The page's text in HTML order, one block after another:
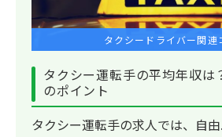
タクシードライバー関連
タクシー運転手の平均年収は
のポイント
タクシー運転手の求人では、自由